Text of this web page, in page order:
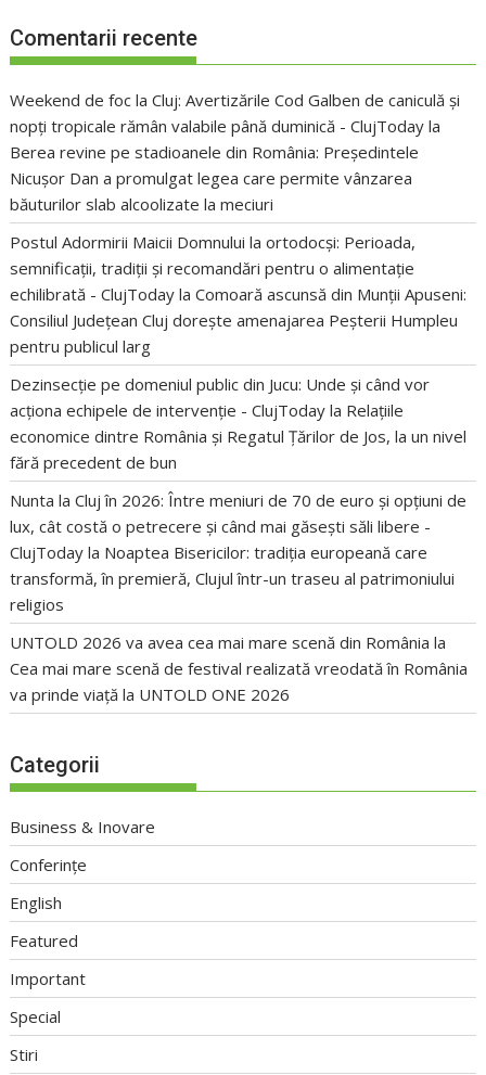
Comentarii recente
Weekend de foc la Cluj: Avertizările Cod Galben de caniculă și
nopți tropicale rămân valabile până duminică - ClujToday la
Berea revine pe stadioanele din România: Președintele
Nicușor Dan a promulgat legea care permite vânzarea
băuturilor slab alcoolizate la meciuri
Postul Adormirii Maicii Domnului la ortodocși: Perioada,
semnificații, tradiții și recomandări pentru o alimentație
echilibrată - ClujToday laComoară ascunsă din Munții Apuseni:
Consiliul Județean Cluj dorește amenajarea Peșterii Humpleu
pentru publicul larg
Dezinsecție pe domeniul public din Jucu: Unde și când vor
acționa echipele de intervenție - ClujToday la Relațiile
economice dintre România și Regatul Țărilor de Jos, la un nivel
fără precedent de bun
Nunta la Cluj în 2026: Între meniuri de 70 de euro și opțiuni de
lux, cât costă o petrecere și când mai găsești săli libere -
ClujToday la Noaptea Bisericilor: tradiția europeană care
transformă, în premieră, Clujul într-un traseu al patrimoniului
religios
UNTOLD 2026 va avea cea mai mare scenă din România la
Cea mai mare scenă de festival realizată vreodată în România
va prinde viață la UNTOLD ONE 2026
Categorii
Business & Inovare
Conferințe
English
Featured
Important
Special
Stiri